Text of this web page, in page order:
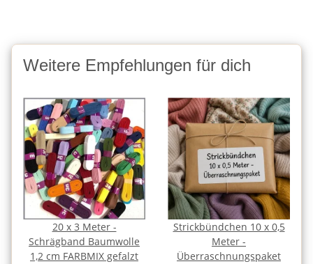
Weitere Empfehlungen für dich
20 x 3 Meter -
Schrägband Baumwolle
1,2 cm FARBMIX gefalzt
Strickbündchen 10 x 0,5
Meter -
Überraschnungspaket